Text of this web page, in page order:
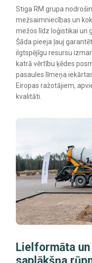
Stiga RM grupa
mežsaimniecības un
mežos līdz loģistikai un
Šāda pieeja ļauj
ilgtspējīgu resursu
katrā vērtību ķēdes
pasaules līmeņa
Eiropas ražotājiem,
kvalitāti.
Lielformāta